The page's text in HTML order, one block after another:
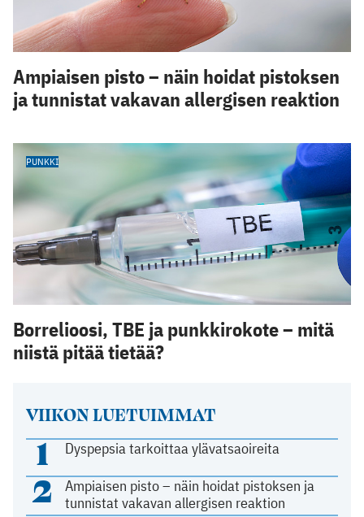
VIIKON LUETUIMMAT
1 Dyspepsia tarkoittaa ylävatsaoireita
2
Ampiaisen pisto – näin hoidat pistoksen ja
tunnistat vakavan allergisen reaktion
Ampiaisen pisto – näin hoidat pistoksen
ja tunnistat vakavan allergisen reaktion
PUNKKI
Borrelioosi, TBE ja punkkirokote – mitä
niistä pitää tietää?